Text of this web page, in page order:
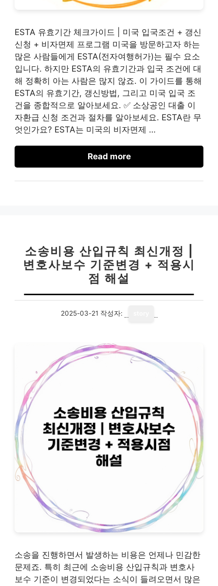
ESTA 유효기간 체크가이드 | 미국 입국조건 + 갱신
신청 + 비자면제 프로그램 미국을 방문하고자 하는
많은 사람들에게 ESTA(전자여행허가)는 필수 요소
입니다. 하지만 ESTA의 유효기간과 입국 조건에 대
해 정확히 아는 사람은 많지 않죠. 이 가이드를 통해
ESTA의 유효기간, 갱신방법, 그리고 미국 입국 조
건을 종합적으로 알아보세요. ✅ 소상공인 대출 이
자환급 신청 조건과 절차를 알아보세요. ESTA란 무
엇인가요? ESTA는 미국의 비자면제 …
Read more
소송비용 산입규칙 최신개정 |
변호사보수 기준변경 + 적용시
점 해설
2025-03-21 작성자:
소송을 진행하면서 발생하는 비용은 언제나 민감한
문제죠. 특히 최근에 소송비용 산입규칙과 변호사
보수 기준이 변경되었다는 소식이 들려오면서 많은